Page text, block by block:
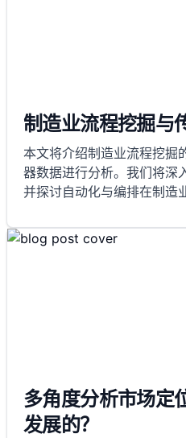
制造业流程挖掘与
本文将介绍制造业流程挖掘
器数据进行分析。我们将深
并探讨自动化与编排在制造
多角度分析市场定
发展的？